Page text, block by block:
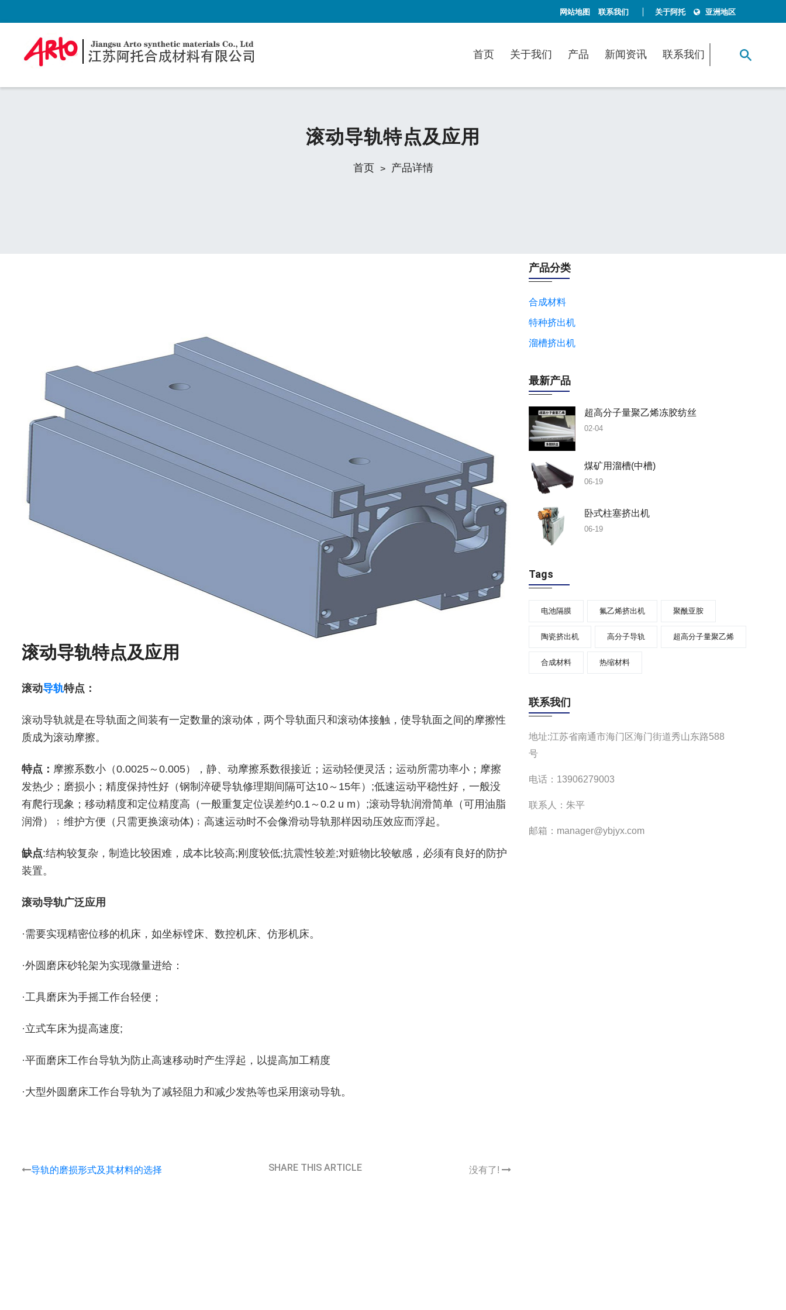
网站地图 联系我们 关于阿托 亚洲地区
首页 关于我们 产品 新闻资讯 联系我们
滚动导轨特点及应用
首页 产品详情
滚动导轨特点及应用
滚动导轨特点：
滚动导轨就是在导轨面之间装有一定数量的滚动体，两个导轨面只和滚动体接触，使导轨面之间的摩擦性
质成为滚动摩擦。
特点： 摩擦系数小（0.0025～0.005），静、动摩擦系数很接近；运动轻便灵活；运动所需功率小；摩擦
发热少；磨损小；精度保持性好（钢制淬硬导轨修理期间隔可达10～15年）;低速运动平稳性好，一般没
有爬行现象；移动精度和定位精度高（一般重复定位误差约0.1～0.2 u m）;滚动导轨润滑简单（可用油脂
润滑）﹔维护方便（只需更换滚动体)﹔高速运动时不会像滑动导轨那样因动压效应而浮起。
缺点:结构较复杂，制造比较困难，成本比较高;刚度较低;抗震性较差;对赃物比较敏感，必须有良好的防护
装置。
滚动导轨广泛应用
·需要实现精密位移的机床，如坐标镗床、数控机床、仿形机床。
·外圆磨床砂轮架为实现微量进给：
·工具磨床为手摇工作台轻便；
·立式车床为提高速度;
·平面磨床工作台导轨为防止高速移动时产生浮起，以提高加工精度
·大型外圆磨床工作台导轨为了减轻阻力和减少发热等也采用滚动导轨。
导轨的磨损形式及其材料的选择 SHARE THIS ARTICLE 没有了!
产品分类
合成材料
特种挤出机
溜槽挤出机
最新产品
超高分子量聚乙烯冻胶纺丝
02-04
煤矿用溜槽(中槽)
06-19
卧式柱塞挤出机
06-19
Tags
电池隔膜 氟乙烯挤出机 聚酰亚胺
陶瓷挤出机 高分子导轨 超高分子量聚乙烯
合成材料 热缩材料
联系我们
地址:江苏省南通市海门区海门街道秀山东路588
号
电话：13906279003
联系人：朱平
邮箱：manager@ybjyx.com